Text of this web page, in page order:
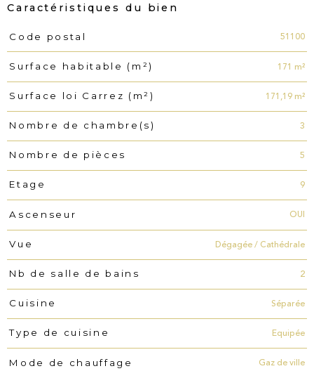
Caractéristiques du bien
Caractéristiques Valeurs
Code postal 51100
Surface habitable (m²) 171 m²
Surface loi Carrez (m²) 171,19 m²
Nombre de chambre(s) 3
Nombre de pièces 5
Etage 9
Ascenseur OUI
Vue Dégagée / Cathédrale
Nb de salle de bains 2
Cuisine Séparée
Type de cuisine Equipée
Mode de chauffage Gaz de ville